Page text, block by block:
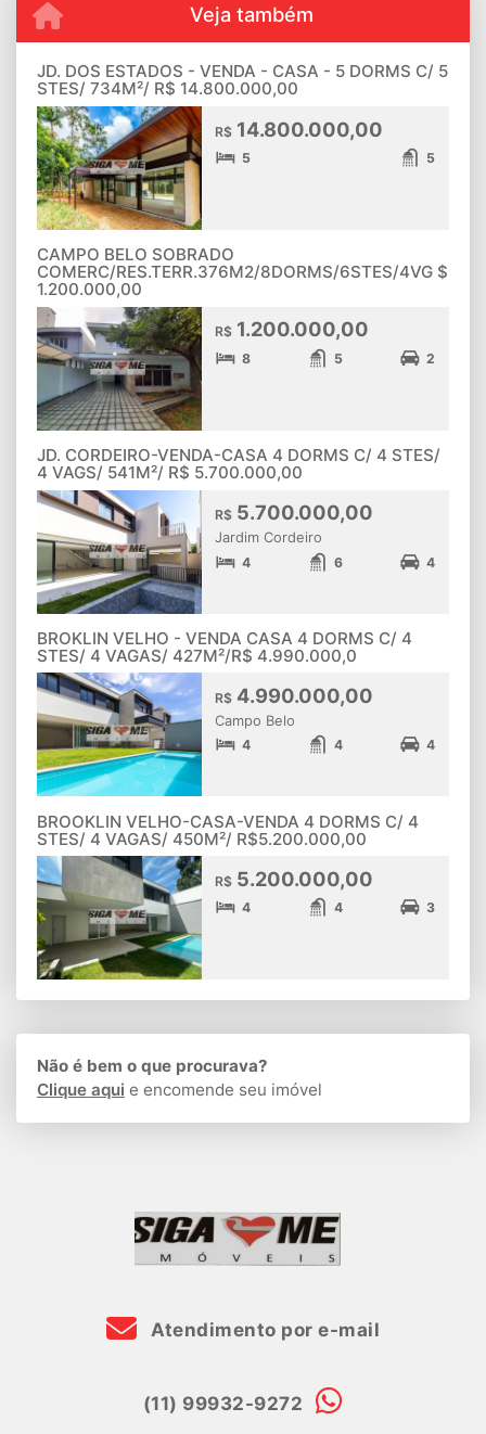
Veja também
JD. DOS ESTADOS - VENDA - CASA - 5 DORMS C/ 5
STES/ 734M²/ R$ 14.800.000,00
R$ 14.800.000,00
5 5
CAMPO BELO SOBRADO
COMERC/RES.TERR.376M2/8DORMS/6STES/4VG $
1.200.000,00
R$ 1.200.000,00
8 5 2
JD. CORDEIRO-VENDA-CASA 4 DORMS C/ 4 STES/
4 VAGS/ 541M²/ R$ 5.700.000,00
R$ 5.700.000,00
Jardim Cordeiro
4 6 4
BROKLIN VELHO - VENDA CASA 4 DORMS C/ 4
STES/ 4 VAGAS/ 427M²/R$ 4.990.000,0
R$ 4.990.000,00
Campo Belo
4 4 4
BROOKLIN VELHO-CASA-VENDA 4 DORMS C/ 4
STES/ 4 VAGAS/ 450M²/ R$5.200.000,00
R$ 5.200.000,00
4 4 3
Não é bem o que procurava?
Clique aqui e encomende seu imóvel
Atendimento por e-mail
(11) 99932-9272